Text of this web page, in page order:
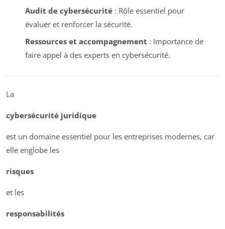
Audit de cybersécurité: Rôle essentiel pour
évaluer et renforcer la sécurité.
Ressources et accompagnement : Importance de
faire appel à des experts en cybersécurité.
La
cybersécurité juridique
est un domaine essentiel pour les entreprises modernes, car
elle englobe les
risques
et les
responsabilités